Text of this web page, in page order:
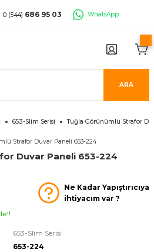
0 (544) 686 95 03 WhatsApp
ARA
653-Slim Serisi Tuğla Görünümlü Strafor
Duvar Paneli 653-224
Ne Kadar Yapıştırıcıya
ihtiyacım var ?
653-Slim Serisi
653-224